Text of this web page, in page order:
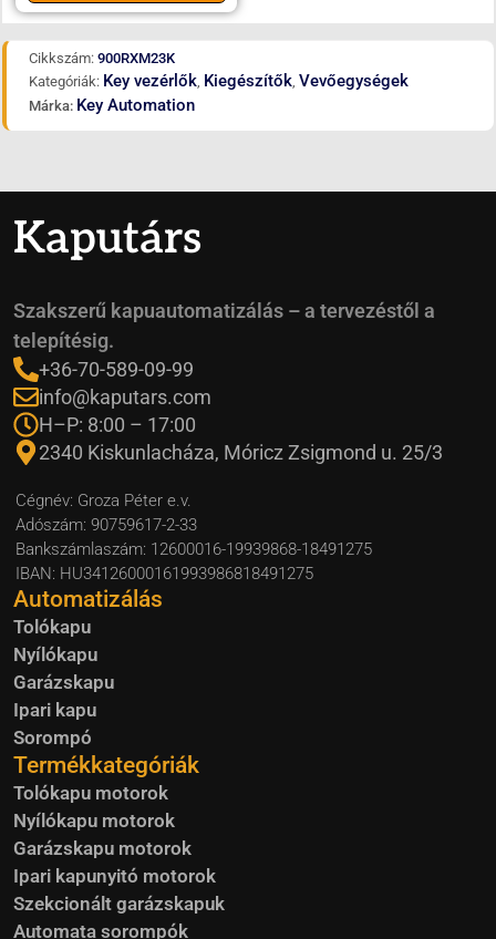
Cikkszám: 900RXM23K
Kategóriák: Key vezérlők Kiegészítők Vevőegységek
Márka: Key Automation
Kaputárs
Szakszerű kapuautomatizálás – a tervezéstől a
telepítésig.
+36-70-589-09-99
info@kaputars.com
H–P: 8:00 – 17:00
2340 Kiskunlacháza, Móricz Zsigmond u. 25/3
Cégnév: Groza Péter e.v.
Adószám: 90759617-2-33
Bankszámlaszám: 12600016-19939868-18491275
IBAN: HU34126000161993986818491275
Automatizálás
Tolókapu
Nyílókapu
Garázskapu
Ipari kapu
Sorompó
Termékkategóriák
Tolókapu motorok
Nyílókapu motorok
Garázskapu motorok
Ipari kapunyitó motorok
Szekcionált garázskapuk
Automata sorompók